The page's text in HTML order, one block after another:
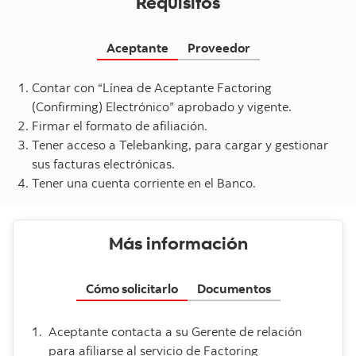
Aceptante Proveedor
Contar con “Línea de Aceptante Factoring
(Confirming) Electrónico” aprobado y vigente.
Firmar el formato de afiliación.
Tener acceso a Telebanking, para cargar y gestionar
sus facturas electrónicas.
Tener una cuenta corriente en el Banco.
Más información
Cómo solicitarlo Documentos
Aceptante contacta a su Gerente de relación
para afiliarse al servicio de Factoring